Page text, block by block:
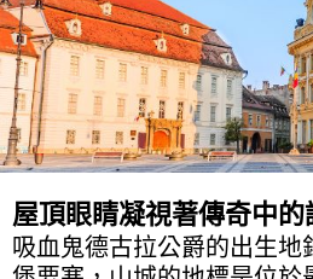
屋頂眼睛凝視著傳奇中的
吸血鬼德古拉公爵的出生